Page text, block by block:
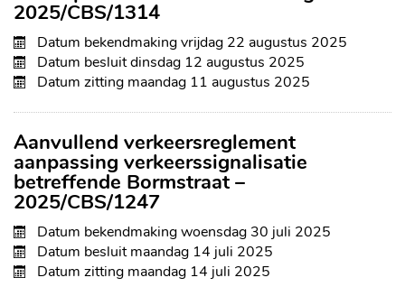
2025/CBS/1314
Datum bekendmakingvrijdag 22 augustus 2025
Datum besluitdinsdag 12 augustus 2025
Datum zitting maandag 11 augustus 2025
Aanvullend verkeersreglement
aanpassing verkeerssignalisatie
betreffende Bormstraat –
2025/CBS/1247
Datum bekendmakingwoensdag 30 juli 2025
Datum besluitmaandag 14 juli 2025
Datum zitting maandag 14 juli 2025